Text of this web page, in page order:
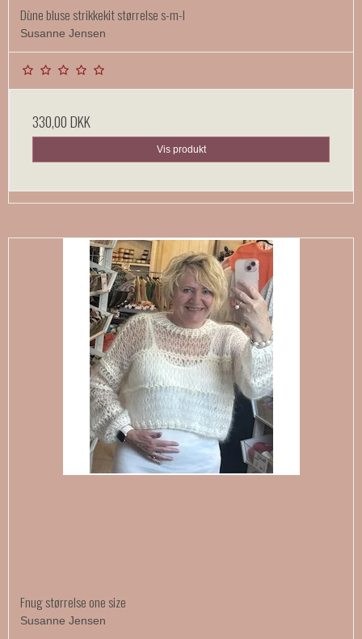
Dùne bluse strikkekit størrelse s-m-l
Susanne Jensen
330,00 DKK
Vis produkt
Fnug størrelse one size
Susanne Jensen